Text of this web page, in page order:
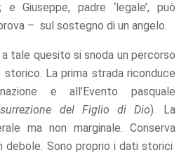
Giuseppe, padre ‘legale’, può
– sul sostegno di un angelo.
tale quesito si snoda un percorso
La prima strada riconduce
e all’Evento pasquale
del Figlio di Dio). La
ma non marginale. Conserva
debole. Sono proprio i dati storici